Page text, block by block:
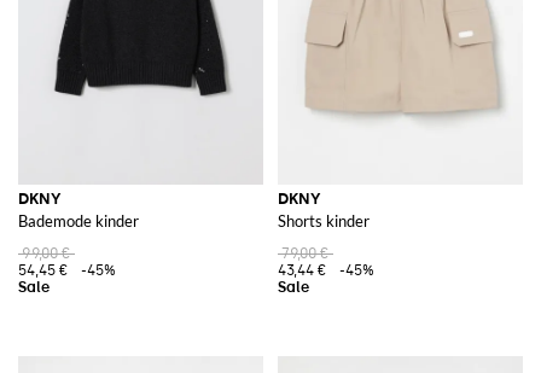
DKNY
Bademode kinder
99,00 €
54,45 €
-45%
DKNY
Shorts kinder
79,00 €
43,44 €
-45%